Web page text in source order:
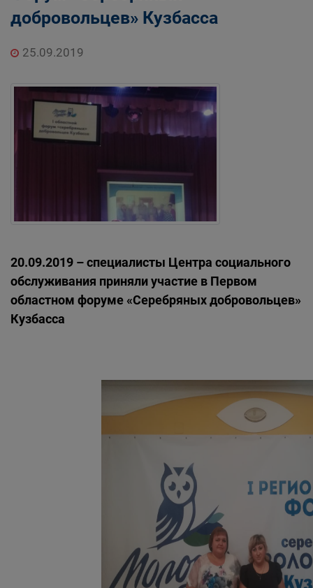
добровольцев» Кузбасса
25.09.2019
20.09.2019 – специалисты Центра социального
обслуживания приняли участие в Первом
областном форуме «Серебряных добровольцев»
Кузбасса